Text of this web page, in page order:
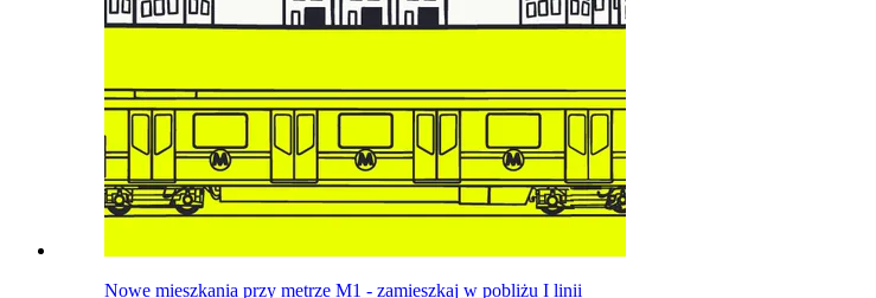
Nowe mieszkania przy metrze M1 - zamieszkaj w pobliżu I linii